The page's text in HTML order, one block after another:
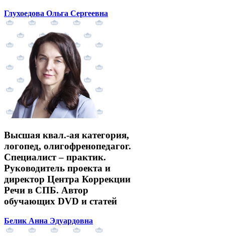
Глухоедова Ольга Сергеевна
Высшая квал.-ая категория,
логопед, олигофренопедагог.
Специалист – практик.
Руководитель проекта и
директор Центра Коррекции
Речи в СПБ. Автор
обучающих DVD и статей
Белик Анна Эдуардовна